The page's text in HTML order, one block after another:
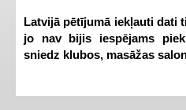
Latvijā pētījumā iekļauti dati
jo nav bijis iespējams
sniedz klubos, masāžas